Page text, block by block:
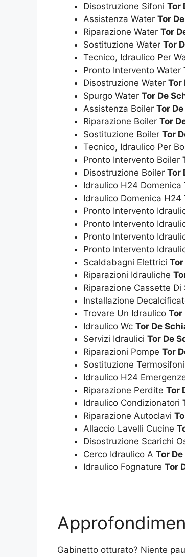
Disostruzione Sifoni Tor
Assistenza Water Tor
Riparazione Water Tor
Sostituzione Water Tor
Tecnico, Idraulico Per
Pronto Intervento Water
Disostruzione Water Tor
Spurgo Water Tor De
Assistenza Boiler Tor
Riparazione Boiler Tor
Sostituzione Boiler Tor
Tecnico, Idraulico Per
Pronto Intervento Boiler
Disostruzione Boiler Tor
Idraulico H24 Domenica
Idraulico Domenica H24
Pronto Intervento
Pronto Intervento
Pronto Intervento
Pronto Intervento
Scaldabagni Elettrici
Riparazioni Idrauliche
Riparazione Cassette Di
Installazione
Trovare Un Idraulico Tor
Idraulico Wc Tor De
Servizi Idraulici Tor De
Riparazioni Pompe Tor
Sostituzione Termosifoni
Idraulico H24
Riparazione Perdite Tor
Idraulico Condizionatori
Riparazione Autoclavi
Allaccio Lavelli Cucine
Disostruzione Scarichi
Cerco Idraulico A Tor
Idraulico Fognature Tor
Gabinetto otturato? Niente